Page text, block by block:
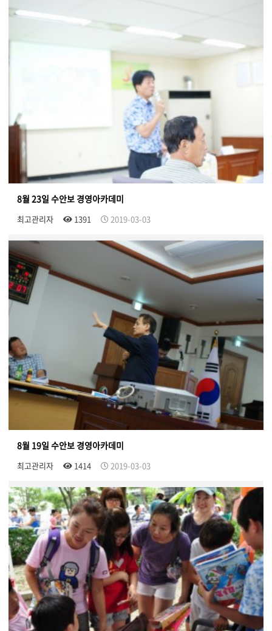
8월 23일 수안보 경영아카데미
최고관리자 1391 2019-03-03
8월 19일 수안보 경영아카데미
최고관리자 1414 2019-03-03